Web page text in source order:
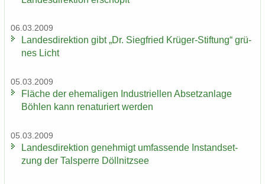
06.03.2009
Lan­des­di­rek­ti­on gibt „Dr. Sieg­fried Krüger-​Stiftung“ grü­
nes Licht
05.03.2009
Flä­che der ehe­ma­li­gen In­dus­tri­el­len Ab­setz­an­la­ge
Böh­len kann re­na­tu­riert wer­den
05.03.2009
Lan­des­di­rek­ti­on ge­neh­migt um­fas­sen­de In­stand­set­
zung der Tal­sper­re Döll­nitz­see